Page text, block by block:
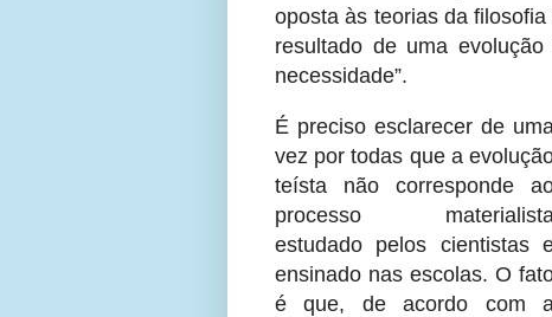
oposta às teorias da
resultado de uma
necessidade”.
É preciso esclarecer de uma
vez por todas que a
teísta não corresponde
processo materialista
estudado pelos cientistas
ensinado nas escolas. O
é que, de acordo com a